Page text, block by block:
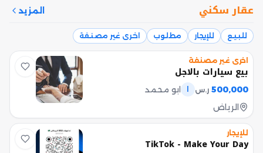
عقار سكني المزيد
للبيع للإيجار مطلوب اخرى غير مصنفة
اخرى غير مصنفة
بيع سيارات بالاجل
500,000 ر.س
ابو محمد
الرياض
للإيجار
TikTok - Make Your Day